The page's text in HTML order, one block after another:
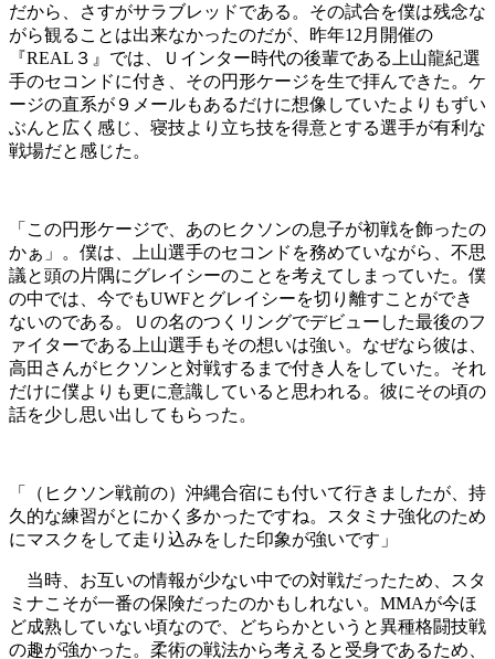
だから、さすがサラブレッドである。その試合を僕は残念な
がら観ることは出来なかったのだが、昨年12月開催の
『REAL３』では、Ｕインター時代の後輩である上山龍紀選
手のセコンドに付き、その円形ケージを生で拝んできた。ケ
ージの直系が９メールもあるだけに想像していたよりもずい
ぶんと広く感じ、寝技より立ち技を得意とする選手が有利な
戦場だと感じた。
「この円形ケージで、あのヒクソンの息子が初戦を飾ったの
かぁ」。僕は、上山選手のセコンドを務めていながら、不思
議と頭の片隅にグレイシーのことを考えてしまっていた。僕
の中では、今でもUWFとグレイシーを切り離すことができ
ないのである。Ｕの名のつくリングでデビューした最後のフ
ァイターである上山選手もその想いは強い。なぜなら彼は、
高田さんがヒクソンと対戦するまで付き人をしていた。それ
だけに僕よりも更に意識していると思われる。彼にその頃の
話を少し思い出してもらった。
「（ヒクソン戦前の）沖縄合宿にも付いて行きましたが、持
久的な練習がとにかく多かったですね。スタミナ強化のため
にマスクをして走り込みをした印象が強いです」
当時、お互いの情報が少ない中での対戦だったため、スタ
ミナこそが一番の保険だったのかもしれない。MMAが今ほ
ど成熟していない頃なので、どちらかというと異種格闘技戦
の趣が強かった。柔術の戦法から考えると受身であるため、